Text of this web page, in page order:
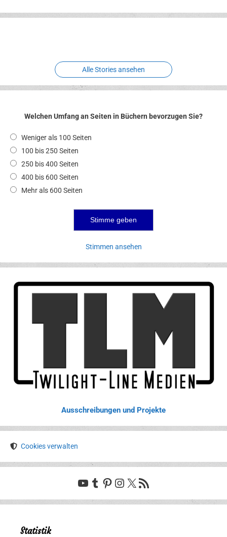
Erlebnispark
Verbotene
Alle Stories ansehen
Welchen Umfang an Seiten in Büchern bevorzugen Sie?
Weniger als 100 Seiten
100 bis 250 Seiten
250 bis 400 Seiten
400 bis 600 Seiten
Mehr als 600 Seiten
Stimmen ansehen
Ausschreibungen und Projekte
Cookies verwalten
YouTube
Tumblr
Pinterest
Instagram
X RSS-Feed
Statistik